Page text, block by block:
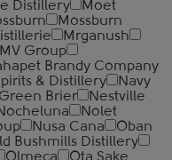
Distillery
Moet
Mossburn
Mrganush
MV Group
Brandy Company
& Distillery
Navy
Brier
Nestville
Nolet
Nusa Cana
Oban
Bushmills Distillery